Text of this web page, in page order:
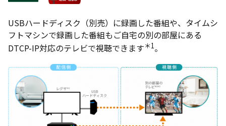
USBハードディスク（別売）に録画した番組や、タイムシ
フトマシンで録画した番組もご自宅の別の部屋にある
DTCP-IP対応のテレビで視聴できます＊1。